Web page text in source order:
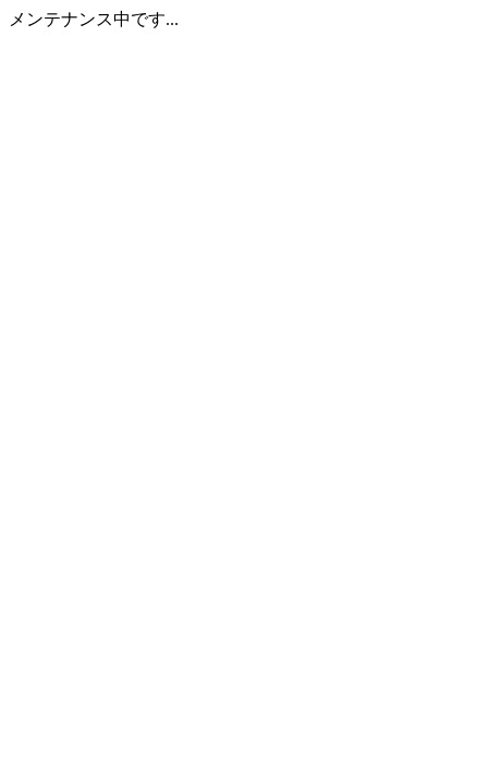
メンテナンス中です...